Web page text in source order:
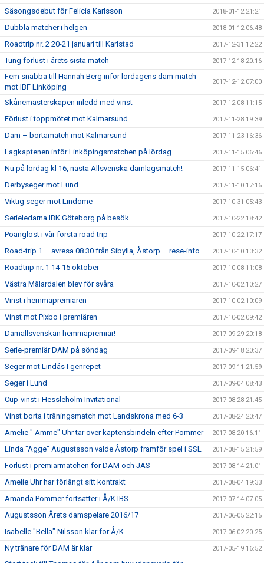
Säsongsdebut för Felicia Karlsson 2018-01-12 21:21
Dubbla matcher i helgen 2018-01-12 06:48
Roadtrip nr. 2 20-21 januari till Karlstad 2017-12-31 12:22
Tung förlust i årets sista match 2017-12-18 20:16
Fem snabba till Hannah Berg inför lördagens dam match
mot IBF Linköping
2017-12-12 07:00
Skånemästerskapen inledd med vinst 2017-12-08 11:15
Förlust i toppmötet mot Kalmarsund 2017-11-28 19:39
Dam – bortamatch mot Kalmarsund 2017-11-23 16:36
Lagkaptenen inför Linköpingsmatchen på lördag. 2017-11-15 06:46
Nu på lördag kl 16, nästa Allsvenska damlagsmatch! 2017-11-15 06:41
Derbyseger mot Lund 2017-11-10 17:16
Viktig seger mot Lindome 2017-10-31 05:43
Serieledarna IBK Göteborg på besök 2017-10-22 18:42
Poänglöst i vår första road trip 2017-10-22 17:17
Road-trip 1 – avresa 08.30 från Sibylla, Åstorp – rese-info 2017-10-10 13:32
Roadtrip nr. 1 14-15 oktober 2017-10-08 11:08
Västra Mälardalen blev för svåra 2017-10-02 10:27
Vinst i hemmapremiären 2017-10-02 10:09
Vinst mot Pixbo i premiären 2017-10-02 09:42
Damallsvenskan hemmapremiär! 2017-09-29 20:18
Serie-premiär DAM på söndag 2017-09-18 20:37
Seger mot Lindås I genrepet 2017-09-11 21:59
Seger i Lund 2017-09-04 08:43
Cup-vinst i Hessleholm Invitational 2017-08-28 21:45
Vinst borta i träningsmatch mot Landskrona med 6-3 2017-08-24 20:47
Amelie " Amme" Uhr tar över kaptensbindeln efter Pommer 2017-08-20 16:11
Linda "Agge" Augustsson valde Åstorp framför spel i SSL 2017-08-15 21:59
Förlust i premiärmatchen för DAM och JAS 2017-08-14 21:01
Amelie Uhr har förlängt sitt kontrakt 2017-08-04 19:33
Amanda Pommer fortsätter i Å/K IBS 2017-07-14 07:05
Augustsson Årets damspelare 2016/17 2017-06-05 22:15
Isabelle "Bella" Nilsson klar för Å/K 2017-06-02 20:25
Ny tränare för DAM är klar 2017-05-19 16:52